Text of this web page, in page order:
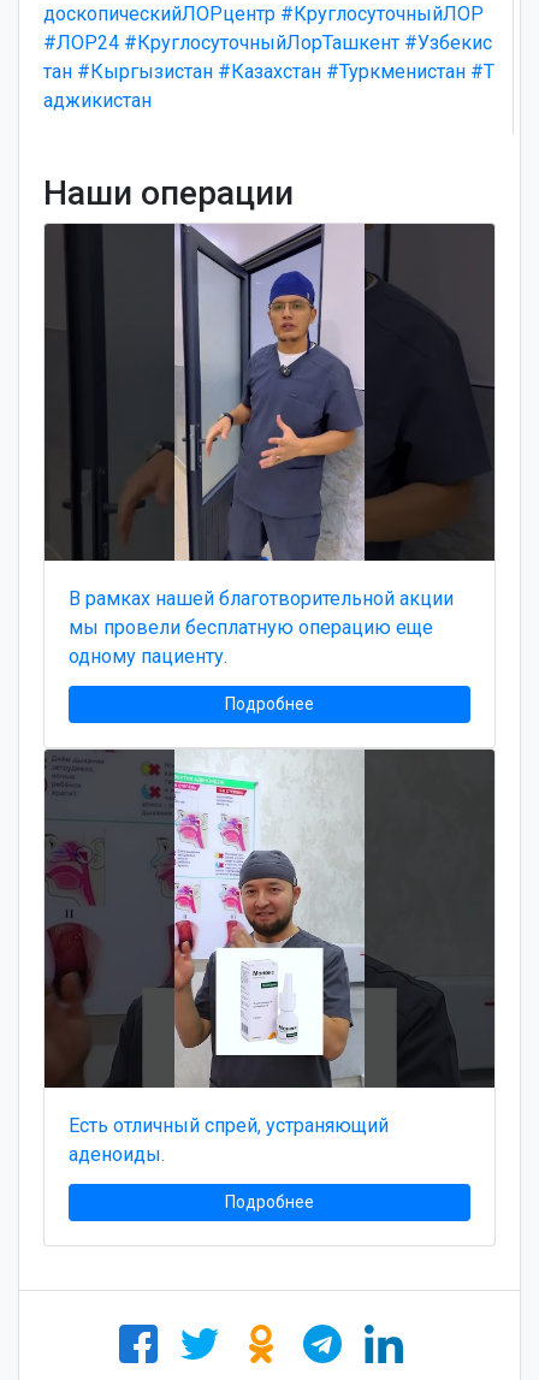
доскопическийЛОРцентр #КруглосуточныйЛОР
#ЛОР24 #КруглосуточныйЛорТашкент #Узбекис
тан #Кыргызистан #Казахстан #Туркменистан #Т
аджикистан
Наши операции
В рамках нашей благотворительной акции
мы провели бесплатную операцию еще
одному пациенту.
Подробнее
Есть отличный спрей, устраняющий
аденоиды.
Подробнее